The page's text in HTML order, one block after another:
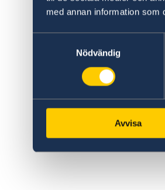
med annan information som
Nödvändig
Avvisa